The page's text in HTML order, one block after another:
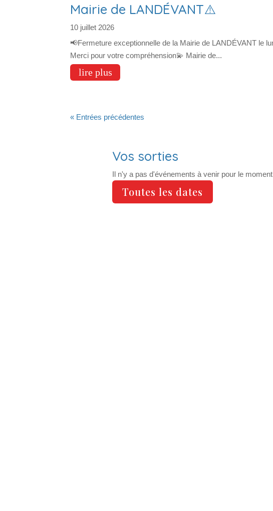
Mairie de LANDÉVANT⚠️
10 juillet 2026
📢Fermeture exceptionnelle de la Mairie de LANDÉVANT le
Merci pour votre compréhension💫 Mairie de...
lire plus
« Entrées précédentes
Vos sorties
Il n'y a pas d'événements à venir pour le
Toutes les dates